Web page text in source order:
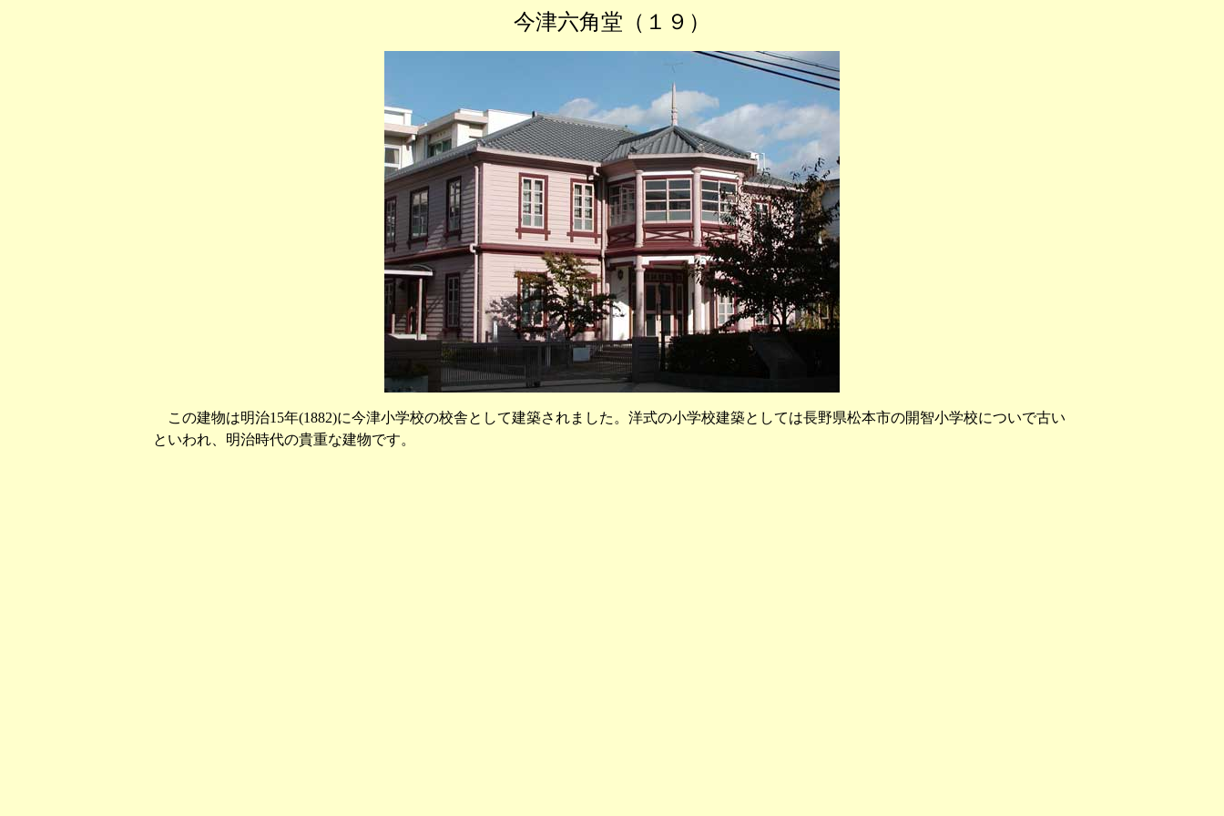
今津六角堂（１９）
この建物は明治15年(1882)に今津小学校の校舎として建築されました。洋式の小学校建築としては長野県松本市の開智小学校についで古い
といわれ、明治時代の貴重な建物です。